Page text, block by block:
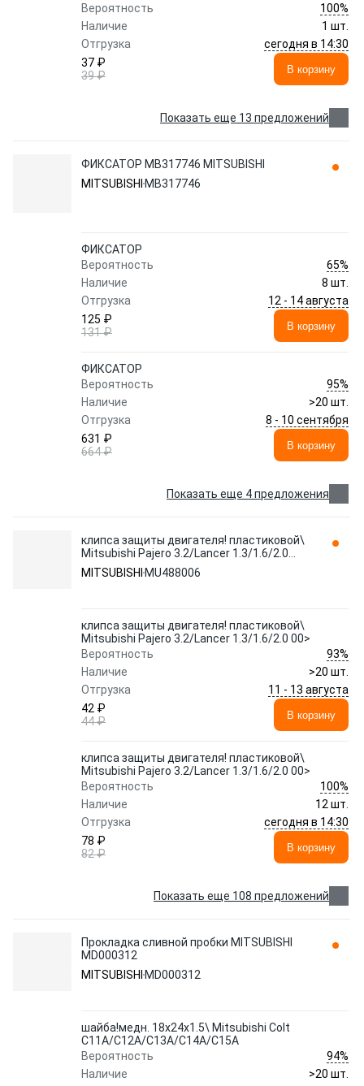
Вероятность
100%
Наличие
1 шт.
Отгрузка
сегодня в 14:30
37 ₽
39 ₽
В корзину
Показать еще 13 предложений
ФИКСАТОР MB317746 MITSUBISHI
MITSUBISHI MB317746
ФИКСАТОР
Вероятность
65%
Наличие
8 шт.
Отгрузка
12 - 14 августа
125 ₽
131 ₽
В корзину
ФИКСАТОР
Вероятность
95%
Наличие
>20 шт.
Отгрузка
8 - 10 сентября
631 ₽
664 ₽
В корзину
Показать еще 4 предложения
клипса защиты двигателя! пластиковой\
Mitsubishi Pajero 3.2/Lancer 1.3/1.6/2.0
00> MU488006
MITSUBISHI MU488006
клипса защиты двигателя! пластиковой\
Mitsubishi Pajero 3.2/Lancer 1.3/1.6/2.0 00>
Вероятность
93%
Наличие
>20 шт.
Отгрузка
11 - 13 августа
42 ₽
44 ₽
В корзину
клипса защиты двигателя! пластиковой\
Mitsubishi Pajero 3.2/Lancer 1.3/1.6/2.0 00>
Вероятность
100%
Наличие
12 шт.
Отгрузка
сегодня в 14:30
78 ₽
82 ₽
В корзину
Показать еще 108 предложений
Прокладка сливной пробки MITSUBISHI
MD000312
MITSUBISHI MD000312
шайба!медн. 18x24x1.5\ Mitsubishi Colt
C11A/C12A/C13A/C14A/C15A
Вероятность
94%
Наличие
>20 шт.